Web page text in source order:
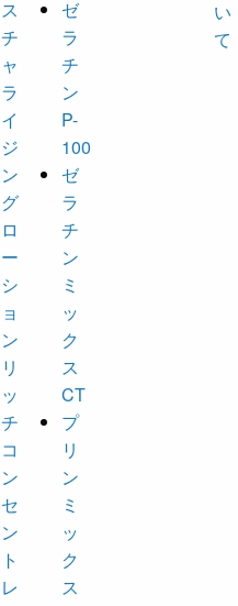
ス
チ
ャ
ラ
イ
ジ
ン
グ
ロ
ー
シ
ョ
ン
リ
ッ
チ
コ
ン
セ
ン
ト
レ
ゼ
ラ
チ
ン
P-
100
ゼ
ラ
チ
ン
ミ
ッ
ク
ス
CT
プ
リ
ン
ミ
ッ
ク
ス